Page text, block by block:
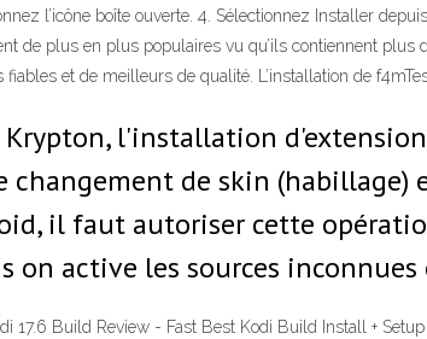
l’icône boîte ouverte. 4. Sélectionnez Installer
de plus en plus populaires vu qu’ils contiennent
fiables et de meilleurs de qualité. L’installation de
Krypton, l'installation
changement de skin (habillage)
il faut autoriser cette
on active les sources
17.6 Build Review - Fast Best Kodi Build Install +